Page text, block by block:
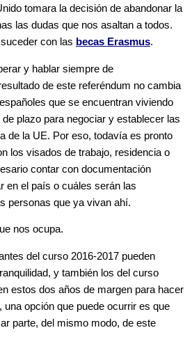
tomara la decisión de abandonar la
las dudas que nos asaltan a todos.
con las becas Erasmus.
y hablar siempre de
de este referéndum no cambia
que se encuentran viviendo
plazo para negociar y establecer las
de la UE. Por eso, todavía es pronto
los visados de trabajo, residencia o
contar con documentación
en el país o cuáles serán las
personas que ya vivan ahí.
nos ocupa.
del curso 2016-2017 pueden
y también los del curso
estos dos años de margen para hacer
opción que puede ocurrir es que
parte, del mismo modo, de este